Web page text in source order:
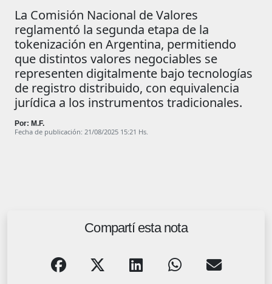
La Comisión Nacional de Valores
reglamentó la segunda etapa de la
tokenización en Argentina, permitiendo
que distintos valores negociables se
representen digitalmente bajo tecnologías
de registro distribuido, con equivalencia
jurídica a los instrumentos tradicionales.
Por: M.F.
Fecha de publicación: 21/08/2025 15:21 Hs.
Compartí esta nota